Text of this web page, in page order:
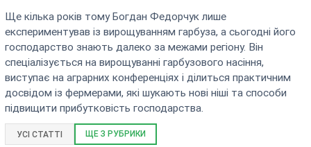
Ще кілька років тому Богдан Федорчук лише
експериментував із вирощуванням гарбуза, а сьогодні його
господарство знають далеко за межами регіону. Він
спеціалізується на вирощуванні гарбузового насіння,
виступає на аграрних конференціях і ділиться практичним
досвідом із фермерами, які шукають нові ніші та способи
підвищити прибутковість господарства.
УСІ СТАТТІ ЩЕ З РУБРИКИ